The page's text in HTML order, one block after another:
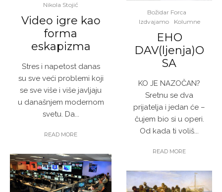
Nikola Stojić
Video igre kao
forma
eskapizma
Stres i napetost danas
su sve veći problemi koji
se sve više i više javljaju
u današnjem modernom
svetu. Da...
READ MORE
Božidar Forca
Izdvajamo
Kolumne
EHO
DAV(ljenja)O
SA
KO JE NAZOČAN?
Sretnu se dva
prijatelja i jedan će –
čujem bio si u operi.
Od kada ti voliš...
READ MORE